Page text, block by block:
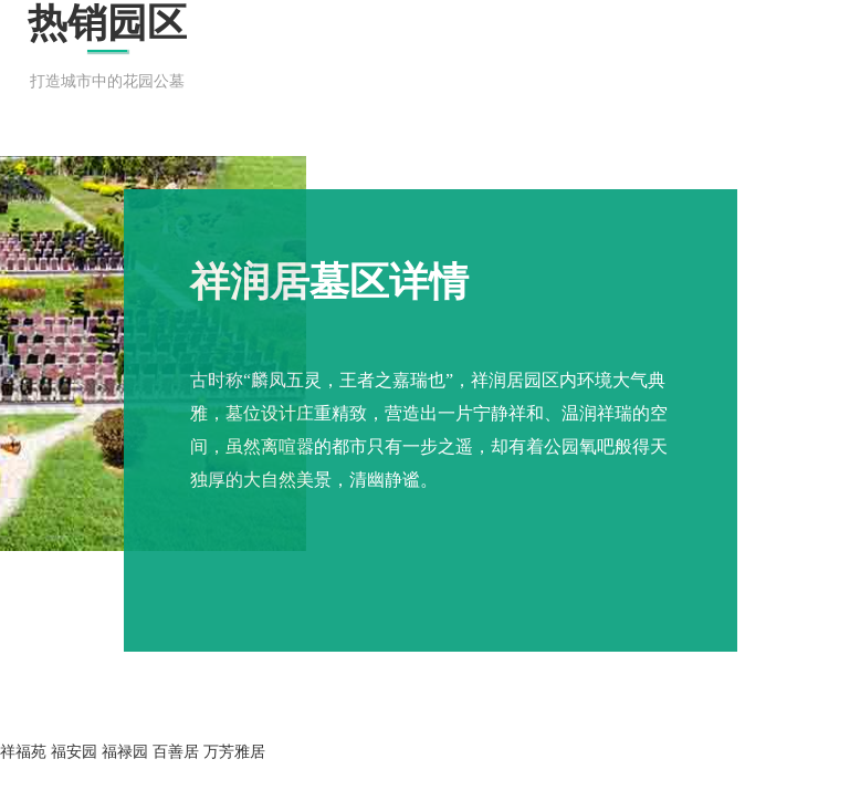
热销园区
打造城市中的花园公墓
祥润居墓区详情
古时称“麟凤五灵，王者之嘉瑞也”，祥润居园区内环境大气典
雅，墓位设计庄重精致，营造出一片宁静祥和、温润祥瑞的空
间，虽然离喧嚣的都市只有一步之遥，却有着公园氧吧般得天
独厚的大自然美景，清幽静谧。
祥福苑 福安园 福禄园 百善居 万芳雅居